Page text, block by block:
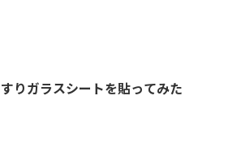
すりガラスシートを貼ってみた